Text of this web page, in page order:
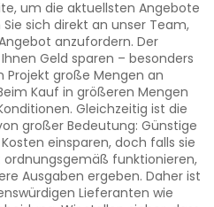
um die aktuellsten Angebote
sich direkt an unser Team,
anzufordern. Der
Geld sparen – besonders
Projekt große Mengen an
Kauf in größeren Mengen
Gleichzeitig ist die
großer Bedeutung: Günstige
einsparen, doch falls sie
funktionieren,
Ausgaben ergeben. Daher ist
Lieferanten wie